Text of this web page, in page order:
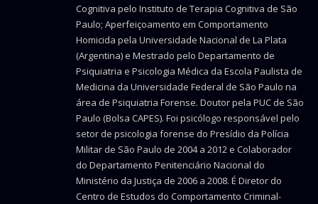
Cognitiva pelo Instituto de Terapia Cognitiva de São
Paulo; Aperfeiçoamento em Comportamento
Homicida pela Universidade Nacional de La Plata
(Argentina) e Mestrado pelo Departamento de
Psiquiatria e Psicologia Médica da Escola Paulista de
Medicina da Universidade Federal de São Paulo na
área de Psiquiatria Forense. Doutor pela PUC de São
Paulo (Bolsa CAPES). Foi psicólogo responsável pelo
setor de psicologia forense do Presídio da Polícia
Militar de São Paulo de 2004 a 2012 e Colaborador
do Departamento Penitenciário Nacional do
Ministério da Justiça de 2006 a 2008. É Diretor do
Centro de Estudos do Comportamento Criminal-